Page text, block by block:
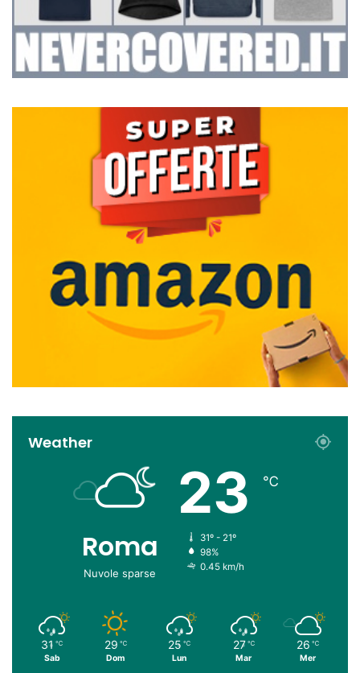
Weather
Roma
Nuvole sparse
23 ℃
31º - 21º
98%
0.45 km/h
31 ℃
Sab
29 ℃
Dom
25 ℃
Lun
27 ℃
Mar
26 ℃
Mer